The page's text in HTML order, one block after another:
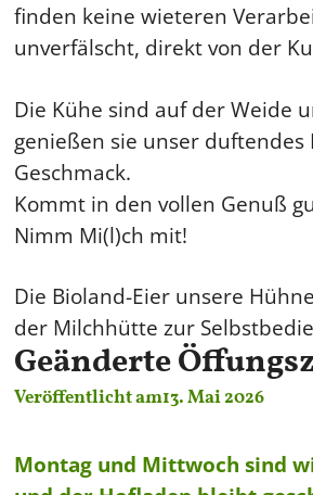
finden keine wieteren
unverfälscht, direkt von der
Die Kühe sind auf der Weide
genießen sie unser
Geschmack.
Kommt in den vollen Genuß
Nimm Mi(l)ch mit!
Die Bioland-Eier unsere
der Milchhütte zur
Geänderte
Veröffentlicht am13. Mai 2026
Montag und Mittwoch sind